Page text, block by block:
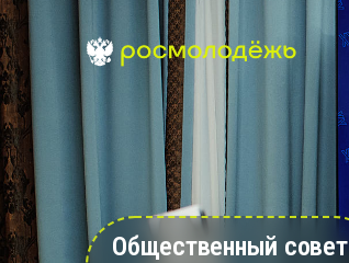
Общественный совет